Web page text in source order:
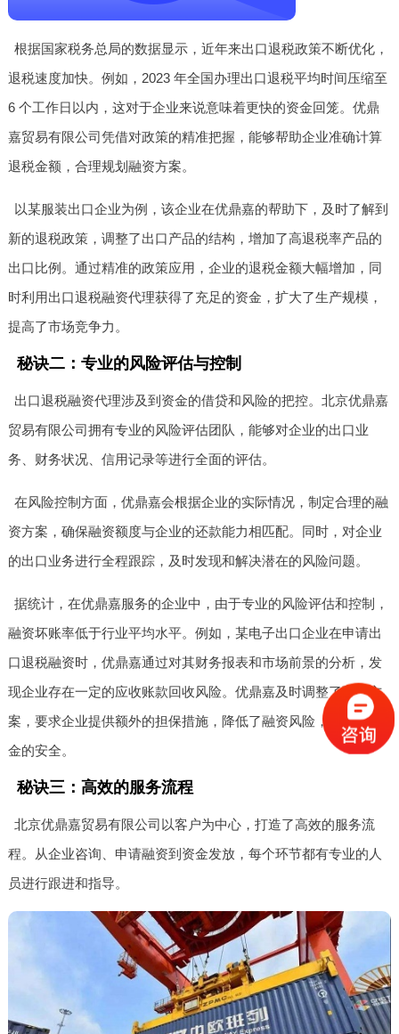
根据国家税务总局的数据显示，近年来出口退税政策不断优化，
退税速度加快。例如，2023 年全国办理出口退税平均时间压缩至
6 个工作日以内，这对于企业来说意味着更快的资金回笼。优鼎
嘉贸易有限公司凭借对政策的精准把握，能够帮助企业准确计算
退税金额，合理规划融资方案。
以某服装出口企业为例，该企业在优鼎嘉的帮助下，及时了解到
新的退税政策，调整了出口产品的结构，增加了高退税率产品的
出口比例。通过精准的政策应用，企业的退税金额大幅增加，同
时利用出口退税融资代理获得了充足的资金，扩大了生产规模，
提高了市场竞争力。
秘诀二：专业的风险评估与控制
出口退税融资代理涉及到资金的借贷和风险的把控。北京优鼎嘉
贸易有限公司拥有专业的风险评估团队，能够对企业的出口业
务、财务状况、信用记录等进行全面的评估。
在风险控制方面，优鼎嘉会根据企业的实际情况，制定合理的融
资方案，确保融资额度与企业的还款能力相匹配。同时，对企业
的出口业务进行全程跟踪，及时发现和解决潜在的风险问题。
据统计，在优鼎嘉服务的企业中，由于专业的风险评估和控制，
融资坏账率低于行业平均水平。例如，某电子出口企业在申请出
口退税融资时，优鼎嘉通过对其财务报表和市场前景的分析，发
现企业存在一定的应收账款回收风险。优鼎嘉及时调整了融资方
案，要求企业提供额外的担保措施，降低了融资风险，保障了资
金的安全。
秘诀三：高效的服务流程
北京优鼎嘉贸易有限公司以客户为中心，打造了高效的服务流
程。从企业咨询、申请融资到资金发放，每个环节都有专业的人
员进行跟进和指导。